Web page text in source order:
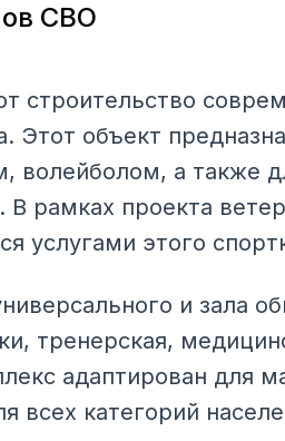
СВО
строительство
Этот объект
волейболом, а также
рамках проекта
услугами этого
и зала
тренерская,
адаптирован для
всех категорий